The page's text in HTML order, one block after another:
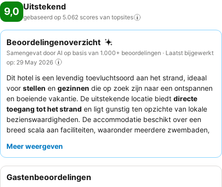
9,0 Uitstekend
gebaseerd op 5.062 scores van topsites
Beoordelingenoverzicht
Samengevat door AI op basis van 1.000+ beoordelingen · Laatst bijgewerkt
op: 29 May 2026
Dit hotel is een levendig toevluchtsoord aan het strand, ideaal
voor stellen en gezinnen die op zoek zijn naar een ontspannen
en boeiende vakantie. De uitstekende locatie biedt directe
toegang tot het strand en ligt gunstig ten opzichte van lokale
bezienswaardigheden. De accommodatie beschikt over een
breed scala aan faciliteiten, waaronder meerdere zwembaden,
consequent het uitzonderlijke
ontbijtbuffet
overwegen eenspabehandeling
Meer weergeven
Gastenbeoordelingen